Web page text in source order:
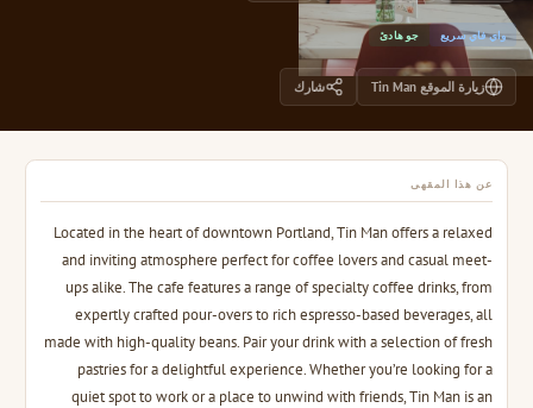
واي فاي سريع جو هادئ
زيارة الموقع Tin Man شارك
عن هذا المقهى
Located in the heart of downtown Portland, Tin Man offers a relaxed
and inviting atmosphere perfect for coffee lovers and casual meet-
ups alike. The cafe features a range of specialty coffee drinks, from
expertly crafted pour-overs to rich espresso-based beverages, all
made with high-quality beans. Pair your drink with a selection of fresh
pastries for a delightful experience. Whether you’re looking for a
quiet spot to work or a place to unwind with friends, Tin Man is an